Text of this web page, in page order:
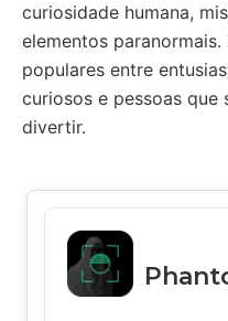
curiosidade humana,
elementos
populares entre
curiosos e pessoas que
divertir.